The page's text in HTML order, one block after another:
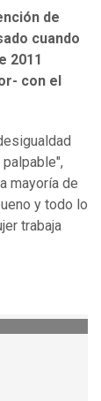
de
cuando
2011
con el
mayoría de
y todo lo
trabaja